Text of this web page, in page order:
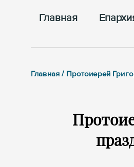
Главная
Главная / Протоиерей